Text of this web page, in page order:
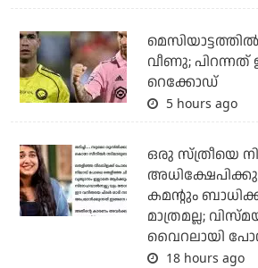
വീണു; പിറന്നത്
റെക്കോഡ്
5 hours ago
ഒരു സ്ത്രീയെ
കമന്റും
മാത്രമല്ല;
വൈറലായി
18 hours ago